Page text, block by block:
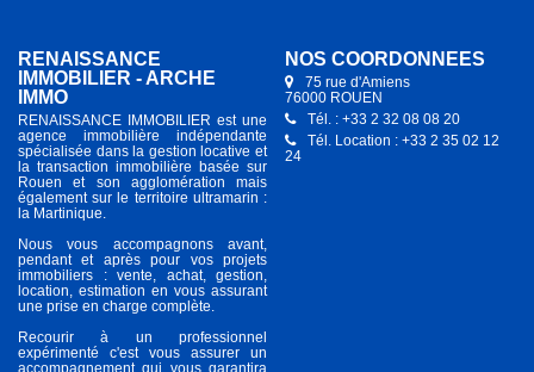
RENAISSANCE
IMMOBILIER - ARCHE
IMMO
RENAISSANCE IMMOBILIER est une
agence immobilière indépendante
spécialisée dans la gestion locative et
la transaction immobilière basée sur
Rouen et son agglomération mais
également sur le territoire ultramarin :
la Martinique.
Nous vous accompagnons avant,
pendant et après pour vos projets
immobiliers : vente, achat, gestion,
location, estimation en vous assurant
une prise en charge complète.
Recourir à un professionnel
expérimenté c'est vous assurer un
NOS COORDONNÉES
75 rue d'Amiens
76000 ROUEN
Tél. : +33 2 32 08 08 20
Tél. Location : +33 2 35 02 12
24